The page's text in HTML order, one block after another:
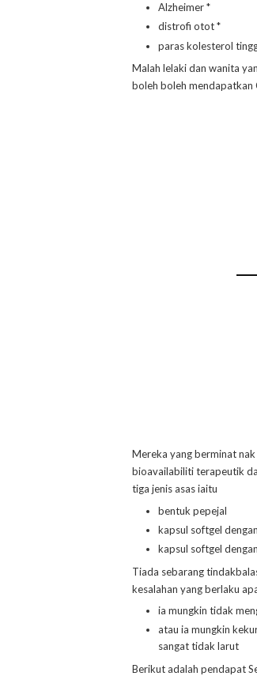
Alzheimer *
distrofi otot *
paras kolesterol
Malah lelaki dan wanita
boleh boleh mendapatkan
Mereka yang berminat
bioavailabiliti terapeutik
tiga jenis asas iaitu
bentuk pepejal
kapsul softgel
kapsul softgel
Tiada sebarang
kesalahan yang berlaku
ia mungkin tidak
atau ia mungkin
sangat tidak larut
Berikut adalah pendapat